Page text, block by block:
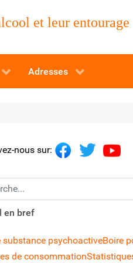
et leur entourage
Adresses
nous sur:
en bref
substance psychoactiveBoire
de consommation